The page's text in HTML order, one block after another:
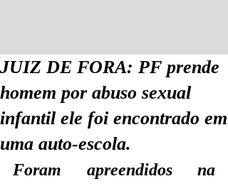
JUIZ DE FORA: PF prende
homem por abuso sexual
infantil ele foi encontrado em
uma auto-escola.
Foram apreendidos na